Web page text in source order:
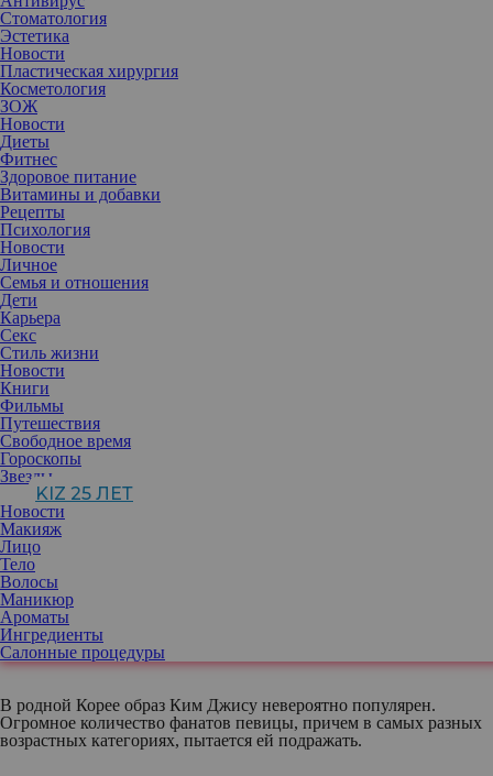
Стоматология
Эстетика
Новости
Пластическая хирургия
Косметология
ЗОЖ
Новости
Диеты
Фитнес
Здоровое питание
Витамины и добавки
Рецепты
Психология
Новости
Личное
Семья и отношения
Дети
Карьера
Секс
Стиль жизни
Новости
Книги
Фильмы
Путешествия
Свободное время
Гороскопы
Звезды
KIZ 25 ЛЕТ
Новости
Макияж
Лицо
Тело
Волосы
Маникюр
Ароматы
Ингредиенты
Салонные процедуры
Масштабный опрос показал, что большая часть азиатов считает
черты лица этой южнокорейской певицы максимально
гармоничными. Причем даже пластические хирурги говорят,
что ее внешность идеально вписывает как в стандарты
азиатской, так и европейской бьюти-индустрии.
На днях издание Nubia Magazine опубликовало результаты
опроса, по итогам которого 27-летняя солистка K-pop группы
BLACKPINK Ким Джису получила титул «Самой красивой
женщины мира». Правда, стоит учитывать, что в опросе
принимали участие только жители азиатских стран.
В родной Корее образ Ким Джису невероятно популярен.
Огромное количество фанатов певицы, причем в самых разных
возрастных категориях, пытается ей подражать.